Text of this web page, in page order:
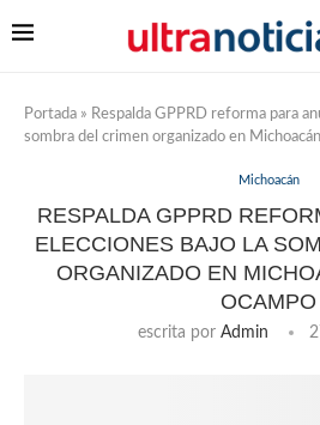
Portada » Respalda GPPRD reforma para
sombra del crimen organizado en
Michoacán
RESPALDA GPPRD
ELECCIONES BAJO LA
ORGANIZADO EN
OCAMPO
escrita por Admin